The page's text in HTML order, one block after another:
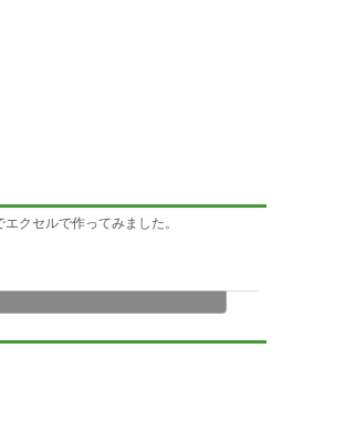
クセルで作ってみました。